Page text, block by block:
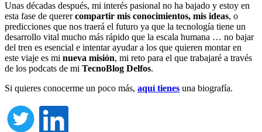
Unas décadas después, mi interés pasional no ha bajado y estoy en
esta fase de querercompartir mis conocimientos, mis ideas, o
predicciones que nos traerá el futuro ya que la tecnología tiene un
desarrollo vital mucho más rápido que la escala humana … no bajar
del tren es esencial e intentar ayudar a los que quieren montar en
este viaje es mi nueva misión, mi reto para el que trabajaré a través
de los podcats de mi TecnoBlog Delfos.
Si quieres conocerme un poco más, aquí tienes una biografía.